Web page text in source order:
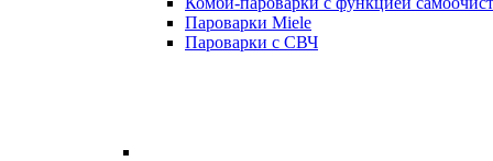
Пароварки Miele
Пароварки с СВЧ